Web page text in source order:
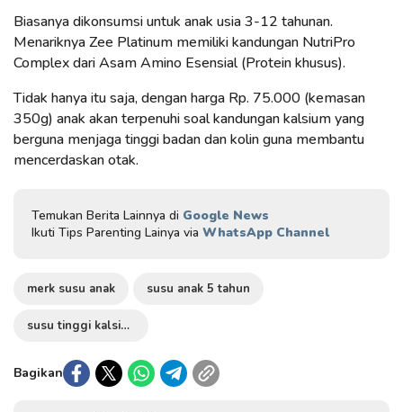
Biasanya dikonsumsi untuk anak usia 3-12 tahunan.
Menariknya Zee Platinum memiliki kandungan NutriPro
Complex dari Asam Amino Esensial (Protein khusus).
Tidak hanya itu saja, dengan harga Rp. 75.000 (kemasan
350g) anak akan terpenuhi soal kandungan kalsium yang
berguna menjaga tinggi badan dan kolin guna membantu
mencerdaskan otak.
Temukan Berita Lainnya di Google News
Ikuti Tips Parenting Lainya via WhatsApp Channel
merk susu anak susu anak 5 tahun
susu tinggi kalsium
Bagikan